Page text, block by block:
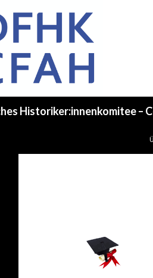
Historiker:innenkomitee –